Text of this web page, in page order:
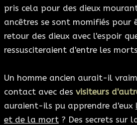
pris cela pour des dieux
ancêtres se sont momifiés pour
retour des dieux avec l'espoir
ressusciteraient d'entre les
Un homme ancien aurait-il
contact avec des visiteurs
auraient-ils pu apprendre d'eux
et de la mort ? Des secrets sur